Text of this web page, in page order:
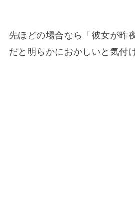
先ほどの場合なら「彼女が昨
だと明らかにおかしいと気付